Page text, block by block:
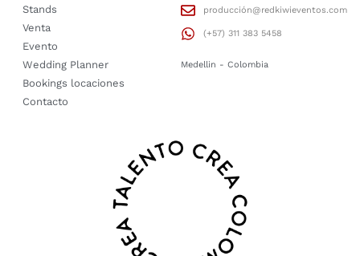
Stands
Venta
Evento
Wedding Planner
Bookings locaciones
Contacto
producción@redkiwieventos.com
(+57) 311 383 5458
Medellin - Colombia